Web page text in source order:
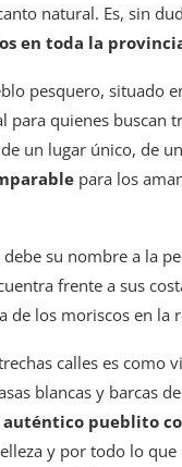
natural. Es, sin
en toda la
pesquero, situado
para quienes buscan
un lugar único, de
para los
su nombre a la
frente a sus
de los moriscos en la
calles es como
blancas y barcas
auténtico pueblito
y por todo lo que